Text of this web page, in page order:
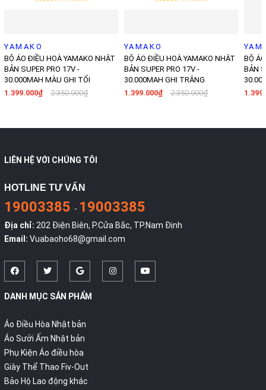
YAMAKO
BỘ ÁO ĐIỀU HOÀ YAMAKO NHẬT
BẢN SUPER PRO 17V -
30.000MAH MÀU GHI TỐI
1.399.000₫
2.350.000₫
YAMAKO
BỘ ÁO ĐIỀU HOÀ YAMAKO NHẬT
BẢN SUPER PRO 17V -
30.000MAH GHI TRẮNG
1.399.000₫
2.350.000₫
BỘ
BẢN
LIÊN HỆ VỚI CHÚNG TÔI
HOTLINE TƯ VẤN
19003385 - 19003385
Địa chỉ: 202 Điện Biên, P.Cửa Bắc, TP.Nam Định
Email: Vuabaoho68@gmail.com
DANH MỤC SẢN PHẨM
Áo Điều Hòa Nhật bản
Áo Sưởi Ấm Nhật bản
Phụ Kiện Áo điều hòa
Giày Thể Thao Fiv-Out
Bảo Hộ Lao động khác